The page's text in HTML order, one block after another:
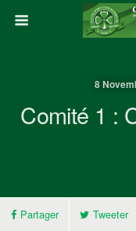
8
Comité 1 :
Partager Tweeter